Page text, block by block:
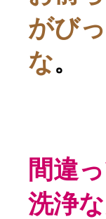
がび
な。
間違
洗浄